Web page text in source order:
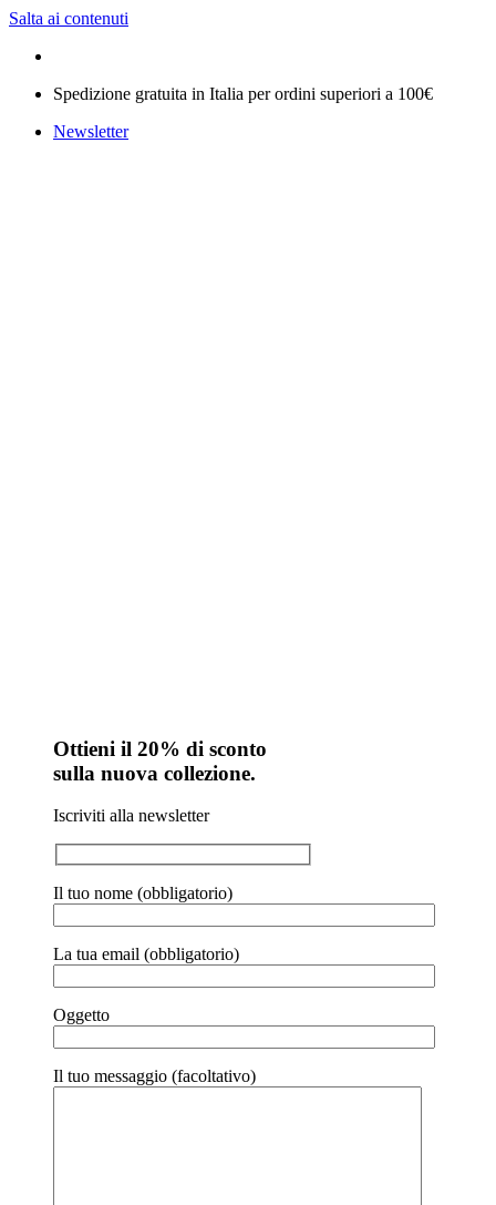
Salta ai contenuti
Spedizione gratuita in Italia per ordini superiori a 100€
Newsletter
Ottieni il 20% di sconto
sulla nuova collezione.
Iscriviti alla newsletter
Il tuo nome (obbligatorio)
La tua email (obbligatorio)
Oggetto
Il tuo messaggio (facoltativo)